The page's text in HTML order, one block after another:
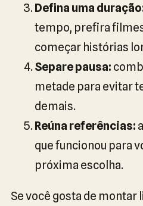
Defina uma
tempo, prefira
começar histórias
Separe pausa:
metade para evitar
demais.
Reúna referências:
que funcionou para
próxima escolha.
Se você gosta de montar